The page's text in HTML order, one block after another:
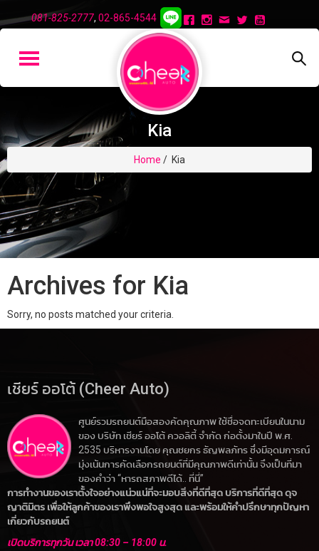
081-825-2777, 02-865-4544
Kia
Home / Kia
Archives for Kia
Sorry, no posts matched your criteria.
เชียร์ ออโต้ (Cheer Auto)
ศูนย์รวมรถยนต์มือสองคัดคุณภาพ ใช้ชื่อจดทะเบียนในนาม
ของ บริษัท เชียร์ ออโต้ ควอลิตี้ จำกัด ก่อตั้งมาในปี พ.ศ.
2535 บริหารงานโดย คุณชยกร ธัญพลภัทร ซึ่งมีอุดมการณ์
มุ่งเน้นการคัดเลือกรถยนต์ที่มีคุณภาพดีเท่านั้น จึงเป็นที่มา
ของคำว่า “หารถสภาพดีได้.. ที่นี่”
การทำงานของเราตั้งใจอย่างแน่วแน่ที่จะมอบสิ่งที่ดีที่สุด บริการที่ดีที่สุด ดุจ
ญาติมิตร เพื่อให้ลูกค้าของเราพึงพอใจสูงสุด และพร้อมให้คำปรึกษาทุกปัญหา
เกี่ยวกับรถยนต์
เปิดบริการทุกวัน เวลา 08:30 – 18:00 น.